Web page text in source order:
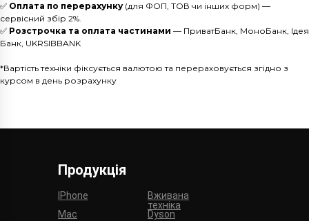
✅ Оплата по перерахунку (для ФОП, ТОВ чи інших форм) —
сервісний збір 2%.
✅ Розстрочка та оплата частинами — ПриватБанк, МоноБанк, Ідея
Банк, UKRSIBBANK
*Вартість техніки фіксується валютою та перераховується згідно з
курсом в день розрахунку
Продукція
IPhone
Mac
Вживана
техніка
Dyson